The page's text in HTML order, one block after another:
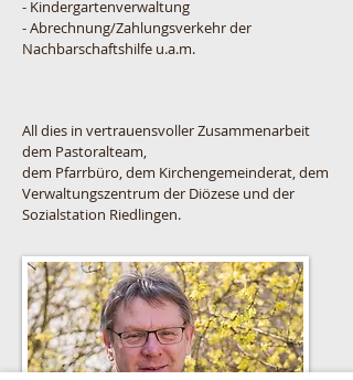
- Kindergartenverwaltung
- Abrechnung/Zahlungsverkehr der
Nachbarschaftshilfe u.a.m.
All dies in vertrauensvoller Zusammenarbeit
dem Pastoralteam,
dem Pfarrbüro, dem Kirchengemeinderat,dem
Verwaltungszentrum der Diözese und der
Sozialstation Riedlingen.